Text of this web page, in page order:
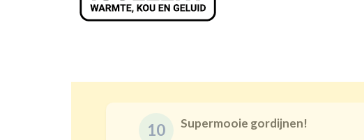
10 Supermooie gordijnen!